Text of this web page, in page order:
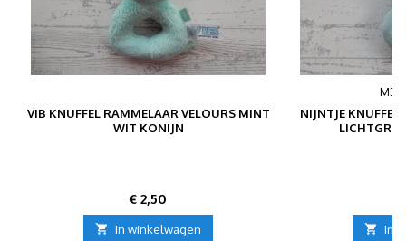
VIB KNUFFEL RAMMELAAR VELOURS MINT
WIT KONIJN
Prijs
€ 2,50
 In winkelwagen
NIJNTJE
 In